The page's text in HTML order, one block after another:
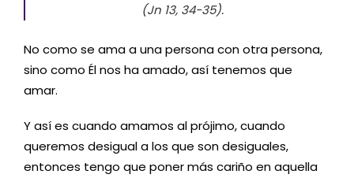
(Jn 13, 34-35).
No como se ama a una persona con otra persona,
sino como Él nos ha amado, así tenemos que
amar.
Y así es cuando amamos al prójimo, cuando
queremos desigual a los que son desiguales,
entonces tengo que poner más cariño en aquella